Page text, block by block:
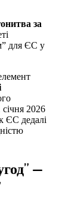
за
для ЄС у
2026
ЄС дедалі
—